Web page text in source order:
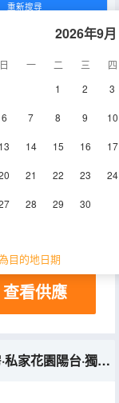
2026年9月
日 一 二 三
四
1
2 3
6 7 8 9 10
13 14 15 16 17
21 22 23 24
28 29 30
目的地日期
重新搜尋
空調
層 空調
查看供應
大器露天陽台房·私家花園陽台·獨立沙發休閒區